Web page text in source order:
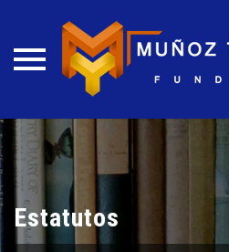
Skip
to
content
Estatutos